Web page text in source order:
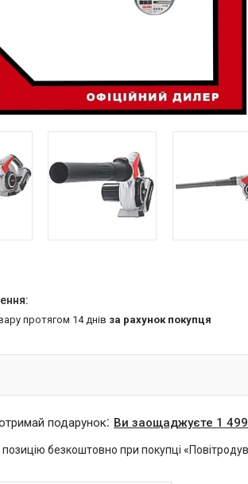
протягом 14 днів за рахунок покупця
подарунок Ви заощаджуєте 1
безкоштовно при покупці